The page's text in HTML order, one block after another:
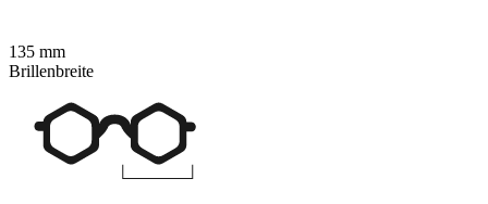
135 mm
Brillenbreite